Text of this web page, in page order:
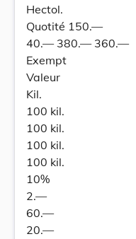
Hectol.
Quotité 150.—
40.— 380.— 360.—
Exempt
Valeur
Kil.
100 kil.
100 kil.
100 kil.
100 kil.
10%
2.—
60.—
20.—